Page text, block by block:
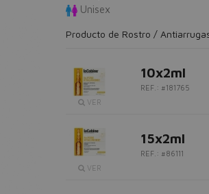
Unisex
Producto de Rostro /
VER
10x2ml
REF.: #181765
VER
15x2ml
REF.: #86111